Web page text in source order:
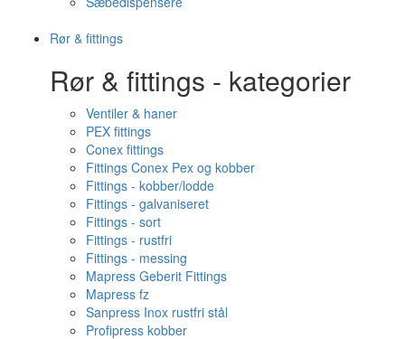
Rør & fittings
Rør & fittings - kategorier
Ventiler & haner
PEX fittings
Conex fittings
Fittings Conex Pex og kobber
Fittings - kobber/lodde
Fittings - galvaniseret
Fittings - sort
Fittings - rustfri
Fittings - messing
Mapress Geberit Fittings
Mapress fz
Sanpress Inox rustfri stål
Profipress kobber